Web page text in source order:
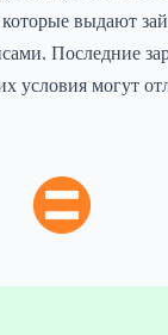
выдают
Последние
условия могут